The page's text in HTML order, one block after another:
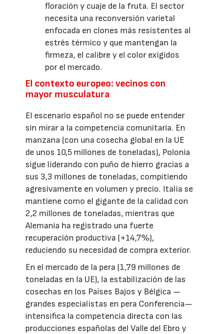
floración y cuaje de la fruta. El sector
necesita una reconversión varietal
enfocada en clones más resistentes al
estrés térmico y que mantengan la
firmeza, el calibre y el color exigidos
por el mercado.
El contexto europeo: vecinos con
mayor musculatura
El escenario español no se puede entender
sin mirar a la competencia comunitaria. En
manzana (con una cosecha global en la UE
de unos 10,5 millones de toneladas), Polonia
sigue liderando con puño de hierro gracias a
sus 3,3 millones de toneladas, compitiendo
agresivamente en volumen y precio. Italia se
mantiene como el gigante de la calidad con
2,2 millones de toneladas, mientras que
Alemania ha registrado una fuerte
recuperación productiva (+14,7%),
reduciendo su necesidad de compra exterior.
En el mercado de la pera (1,79 millones de
toneladas en la UE), la estabilización de las
cosechas en los Países Bajos y Bélgica —
grandes especialistas en pera Conferencia—
intensifica la competencia directa con las
producciones españolas del Valle del Ebro y